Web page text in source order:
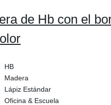
de Hb con el
HB
Madera
Lápiz Estándar
Oficina & Escuela